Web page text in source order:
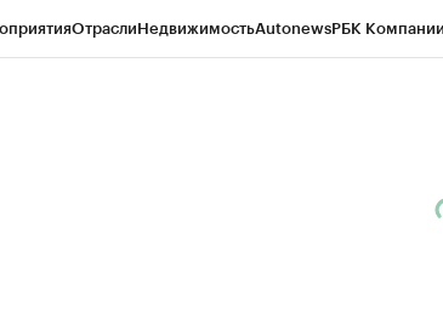
ОтраслиНедвижимостьAutonewsРБК Компании